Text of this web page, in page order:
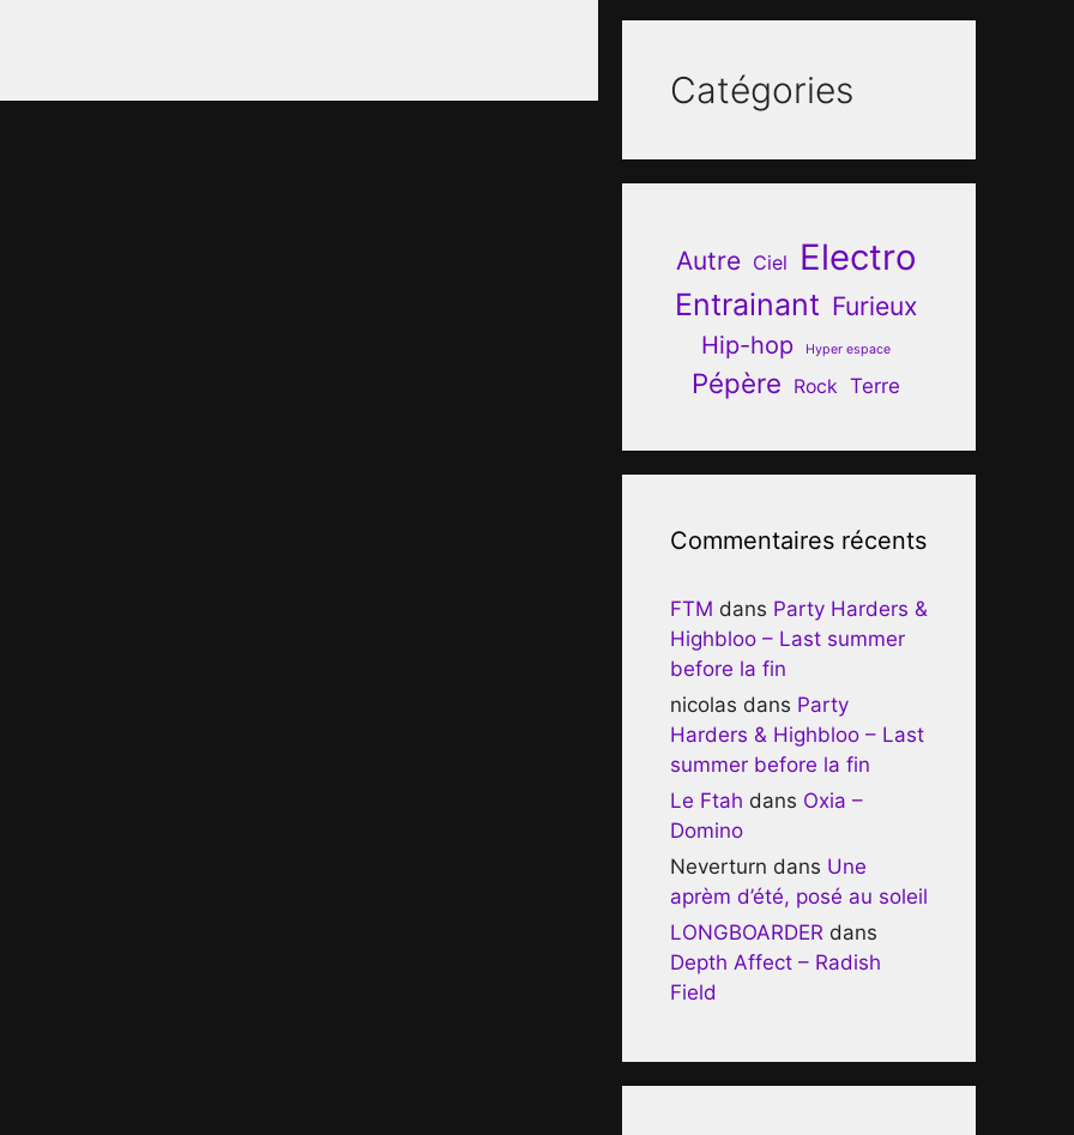
Catégories
Autre Ciel Electro
Entrainant Furieux
Hip-hop Hyper espace
Pépère Rock Terre
Commentaires récents
FTM dans Party Harders &
Highbloo – Last summer
before la fin
nicolas dans Party
Harders & Highbloo – Last
summer before la fin
Le Ftah dans Oxia –
Domino
Neverturn dans Une
aprèm d’été, posé au soleil
LONGBOARDER dans
Depth Affect – Radish
Field